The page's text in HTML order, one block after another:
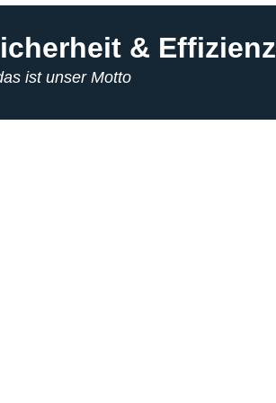
& Effizienz
ist unser Motto